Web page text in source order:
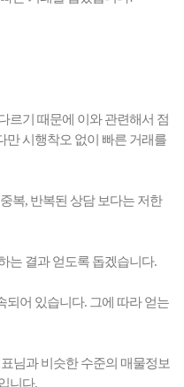
르기 때문에 이와 관련해서 점
만 시행착오 없이 빠른 거래를
복, 반복된 상담 보다는 저한
는 결과 얻도록 돕겠습니다.
되어 있습니다. 그에 따라 얻는
님과 비슷한 수준의 매물정보
니다.